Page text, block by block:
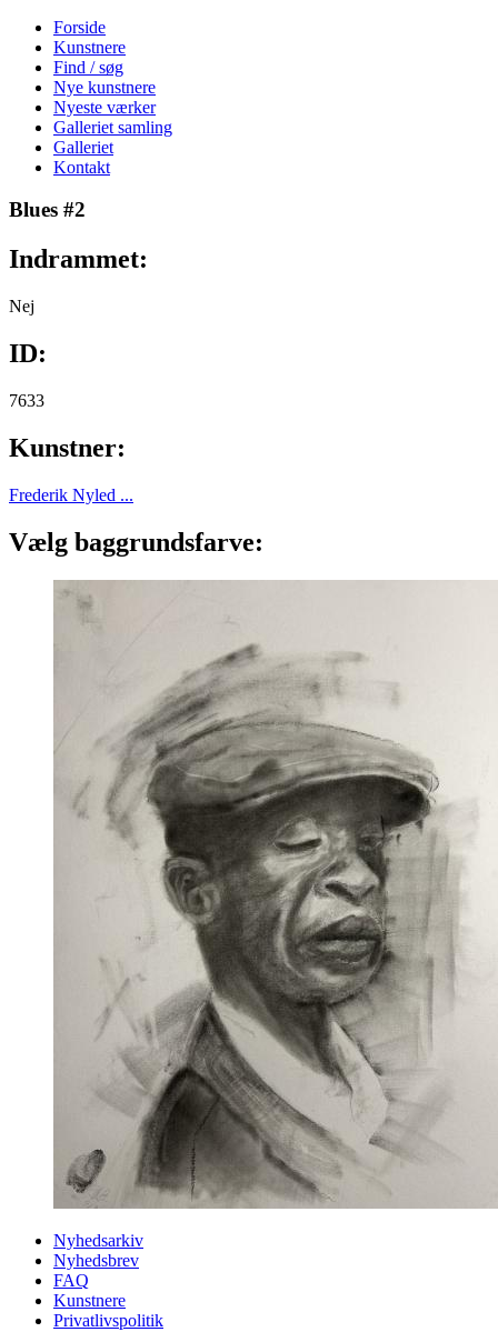
Forside
Kunstnere
Find / søg
Nye kunstnere
Nyeste værker
Galleriet samling
Galleriet
Kontakt
Blues #2
Indrammet:
Nej
ID:
7633
Kunstner:
Frederik Nyled ...
Vælg baggrundsfarve:
Nyhedsarkiv
Nyhedsbrev
FAQ
Kunstnere
Privatlivspolitik